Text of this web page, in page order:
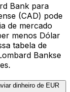
Bank para
(CAD) pode
de mercado
menos Dólar
tabela de
Bankse
dinheiro de EUR